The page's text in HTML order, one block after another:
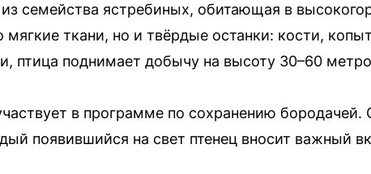
семейства ястребиных, обитающая в
мягкие ткани, но и твёрдые останки: кости,
птица поднимает добычу на высоту 30–60
в программе по сохранению бородачей.
появившийся на свет птенец вносит важный